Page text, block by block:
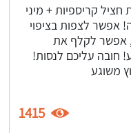
חציל קריספיות + מיני
10 דקות עבודה! אפשר לצפות בציפוי
אפשר לקלף את
חובה עליכם לנסות!
משוגע
1415